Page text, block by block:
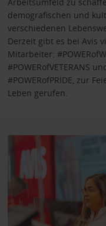
demografischen und
verschiedenen
Derzeit gibt es bei Avis
Mitarbeiter:
#POWERofVETERANS
#POWERofPRIDE, zur
Leben gerufen.